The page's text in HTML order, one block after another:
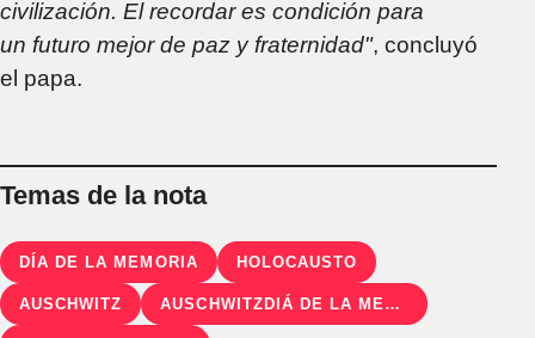
civilización. El recordar es condición para
un futuro mejor de paz y fraternidad", concluyó
el papa.
Temas de la nota
DÍA DE LA MEMORIA HOLOCAUSTO
AUSCHWITZ AUSCHWITZDIÁ DE LA MEMORIA